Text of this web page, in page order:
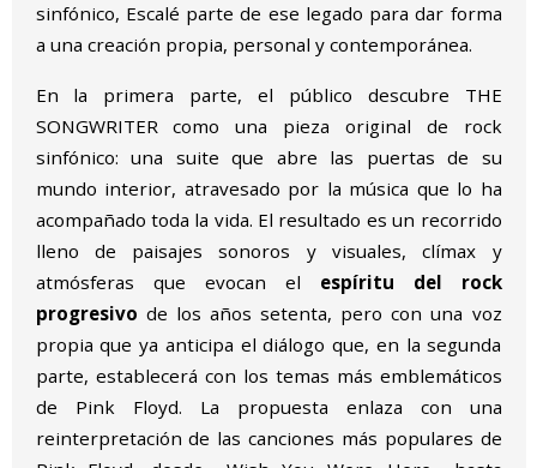
sinfónico, Escalé parte de ese legado para dar forma
a una creación propia, personal y contemporánea.
En la primera parte, el público descubre THE
SONGWRITER como una pieza original de rock
sinfónico: una suite que abre las puertas de su
mundo interior, atravesado por la música que lo ha
acompañado toda la vida. El resultado es un recorrido
lleno de paisajes sonoros y visuales, clímax y
atmósferas que evocan el espíritu del rock
progresivo de los años setenta, pero con una voz
propia que ya anticipa el diálogo que, en la segunda
parte, establecerá con los temas más emblemáticos
de Pink Floyd. La propuesta enlaza con una
reinterpretación de las canciones más populares de